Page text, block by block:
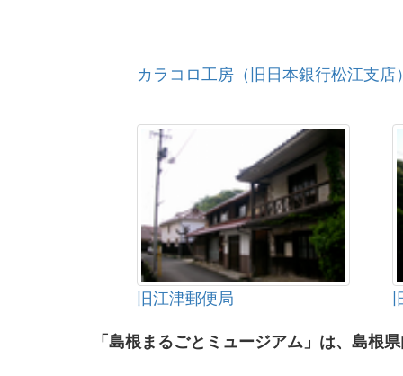
カラコロ工房（旧日本銀行松江支店
旧江津郵便局
「島根まるごとミュージアム」は、島根